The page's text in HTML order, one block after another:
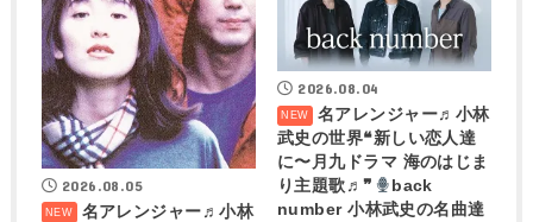
2026.08.05
名アレンジャー♬小林
2026.08.04
名アレンジャー♬ 小林
武史の世界❝新しい恋人達
に〜月九ドラマ 海のはじま
り主題歌♬❞
back
number 小林武史の名曲達